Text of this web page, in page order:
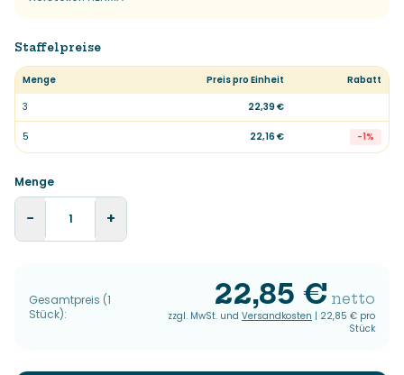
Staffelpreise
Menge Preis pro Einheit
Rabatt
3
22,39 €
5 22,16 € -1%
Menge
− +
Gesamtpreis (1
Stück):
22,85 € netto
zzgl. MwSt. und Versandkosten | 22,85 € pro
Stück